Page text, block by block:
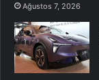
Ağustos 7, 2026